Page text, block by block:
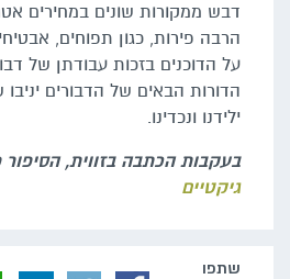
דבש ממקורות שונים במחירים
הרבה פירות, כגון תפוחים,
על הדוכנים בזכות עבודתן של
הדורות הבאים של הדבורים
ילידנו ונכדינו.
בעקבות הכתבה בזווית,
גיקטיים
שתפו‬